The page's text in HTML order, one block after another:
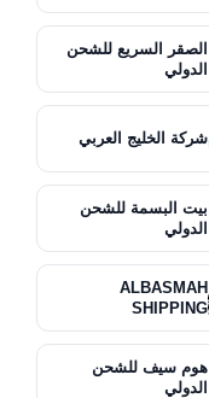
الصقر السريع للشحن
الدولي
شركة الخليج العربي
بيت البسمة للشحن
الدولي
ALBASMAH
SHIPPING
هوم سيف للشحن
الدولي